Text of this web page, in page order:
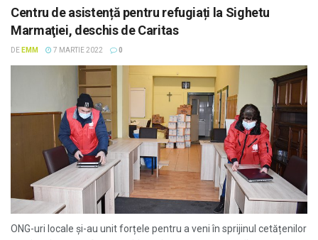
Centru de asistență pentru refugiați la Sighetu
Marmaţiei, deschis de Caritas
DE EMM 7 MARTIE 2022 0
ONG-uri locale și-au unit forțele pentru a veni în sprijinul cetățenilor